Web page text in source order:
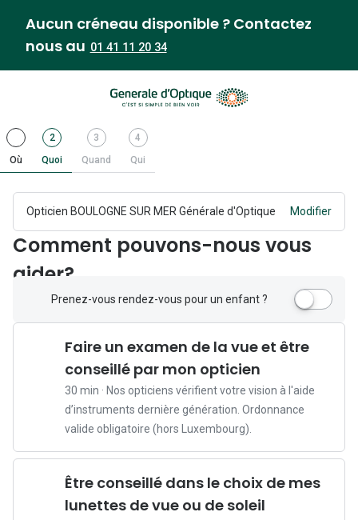
Aucun créneau disponible ? Contactez
nous au 01 41 11 20 34
Étape
1
Où
Terminer
2
Étape
2
Quoi
.
Actif
3Étape
3
Quand
4Étape
4
Qui
Opticien BOULOGNE SUR MER Générale d'Optique Modifier
Comment pouvons-nous vous
aider?
Prenez-vous rendez-vous pour un enfant ?
P
n
z
-
o
s
Faire un examen de la vue et être
conseillé par mon opticien
30 min · Nos opticiens vérifient votre vision à l'aide
d’instruments dernière génération. Ordonnance
valide obligatoire (hors Luxembourg).
Être conseillé dans le choix de mes
lunettes de vue ou de soleil